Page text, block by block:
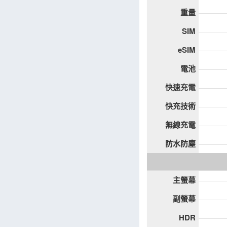
重量
SIM
eSIM
電池
快速充電
快充技術
無線充電
防水防塵
主螢幕
副螢幕
HDR